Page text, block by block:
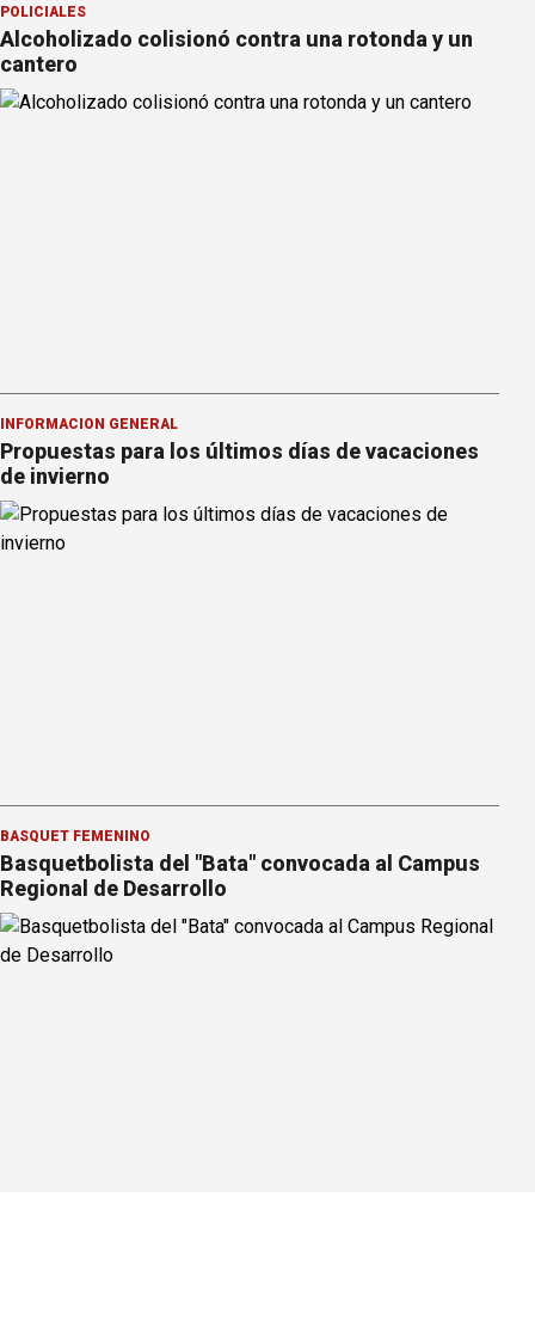
POLICIALES
Alcoholizado colisionó contra una rotonda y un
cantero
INFORMACION GENERAL
Propuestas para los últimos días de vacaciones
de invierno
BÁSQUET FEMENINO
Basquetbolista del "Bata" convocada al Campus
Regional de Desarrollo